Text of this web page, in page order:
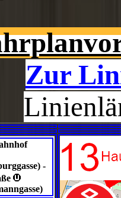
Zur
-
>